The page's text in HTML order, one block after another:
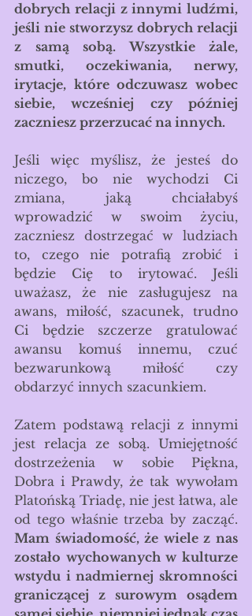
dobrych relacji z innymi ludźmi,
jeśli nie stworzysz dobrych relacji
z samą sobą. Wszystkie żale,
smutki, oczekiwania, nerwy,
irytacje, które odczuwasz wobec
siebie, wcześniej czy później
zaczniesz przerzucać na innych.
Jeśli więc myślisz, że jesteś do
niczego, bo nie wychodzi Ci
zmiana, jaką chciałabyś
wprowadzić w swoim życiu,
zaczniesz dostrzegać w ludziach
to, czego nie potrafią zrobić i
będzie Cię to irytować. Jeśli
uważasz, że nie zasługujesz na
awans, miłość, szacunek, trudno
Ci będzie szczerze gratulować
awansu komuś innemu, czuć
bezwarunkową miłość czy
obdarzyć innych szacunkiem.
Zatem podstawą relacji z innymi
jest relacja ze sobą. Umiejętność
dostrzeżenia w sobie Piękna,
Dobra i Prawdy, że tak wywołam
Platońską Triadę, nie jest łatwa, ale
Mam świadomość, że wiele z nas
zostało wychowanych w kulturze
wstydu i nadmiernej skromności
graniczącej z surowym osądem